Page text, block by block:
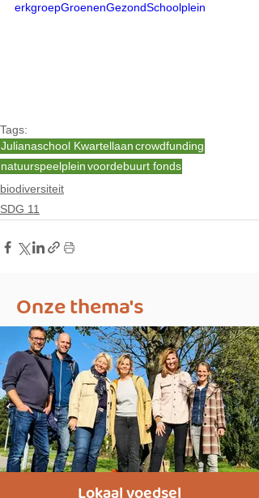
erkgroepGroenenGezondSchoolplein
Tags:
Julianaschool Kwartellaancrowdfunding
natuurspeelpleinvoordebuurt fonds
biodiversiteit
SDG 11
Onze thema's